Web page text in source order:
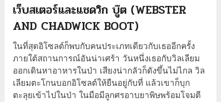
เว็บสเตอร์และแชดวิก บู๊ต (WEBSTER
AND CHADWICK BOOT)
ในที่สุดอิโซลต์ก็พบกับคนประเภทเดียวกับเธออีกครั้ง
ภายใต้สถานการณ์อันน่าเศร้า วันหนึ่งเธอกับวิลเลียม
ออกเดินหาอาหารในป่า เสียงน่ากลัวก็ดังขึ้นไม่ไกล วิล
เลียมตะโกนบอกอิโซลต์ให้ยืนอยู่กับที่ แล้วเขาก็บุก
ตะลุยเข้าไปในป่า ในมือมีลูกศรอาบยาพิษพร้อมโจมตี